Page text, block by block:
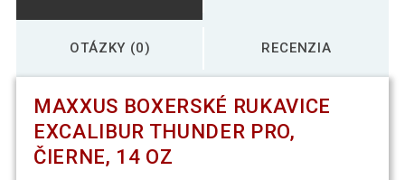
OTÁZKY (0) RECENZIA
MAXXUS BOXERSKÉ RUKAVICE
EXCALIBUR THUNDER PRO,
ČIERNE, 14 OZ